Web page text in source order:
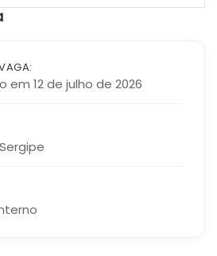
em 12 de julho de 2026
Sergipe